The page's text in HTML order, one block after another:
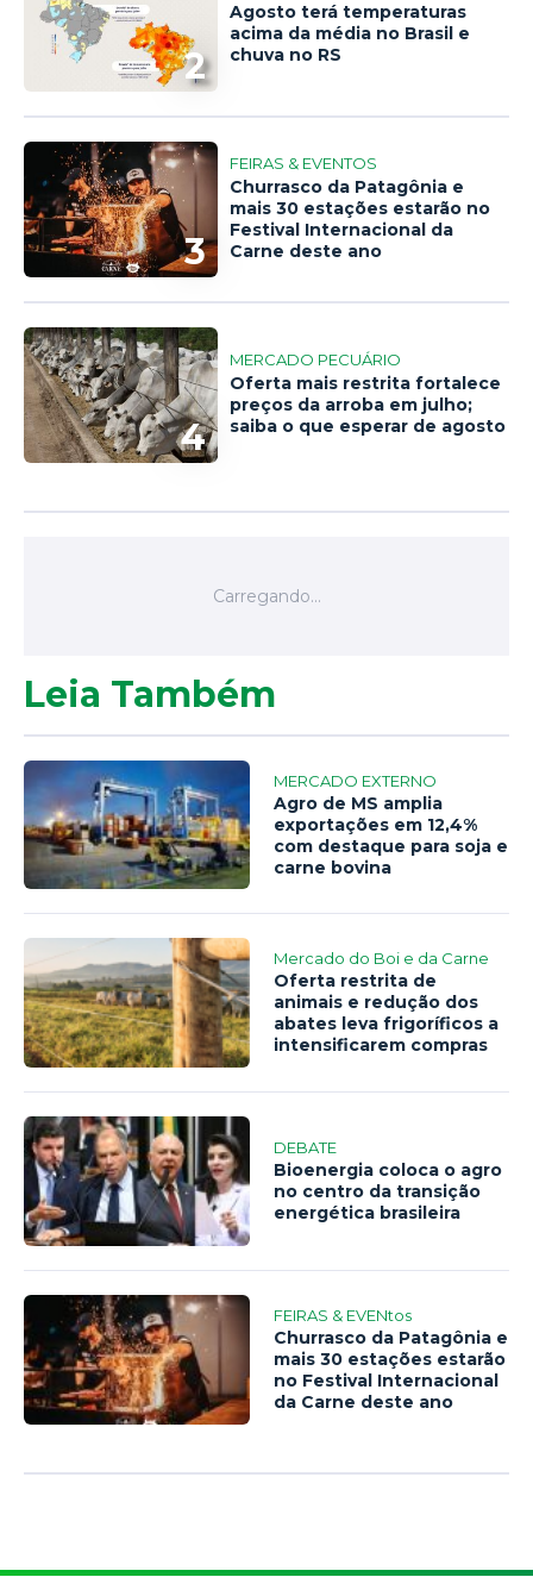
2
Agosto terá temperaturas
acima da média no Brasil e
chuva no RS
3
FEIRAS & EVENTOS
Churrasco da Patagônia e
mais 30 estações estarão no
Festival Internacional da
Carne deste ano
4
MERCADO PECUÁRIO
Oferta mais restrita fortalece
preços da arroba em julho;
saiba o que esperar de agosto
Leia Também
MERCADO EXTERNO
Agro de MS amplia
exportações em 12,4%
com destaque para soja e
carne bovina
Mercado do Boi e da Carne
Oferta restrita de
animais e redução dos
abates leva frigoríficos a
intensificarem compras
DEBATE
Bioenergia coloca o agro
no centro da transição
energética brasileira
FEIRAS & EVENtos
Churrasco da Patagônia e
mais 30 estações estarão
no Festival Internacional
da Carne deste ano